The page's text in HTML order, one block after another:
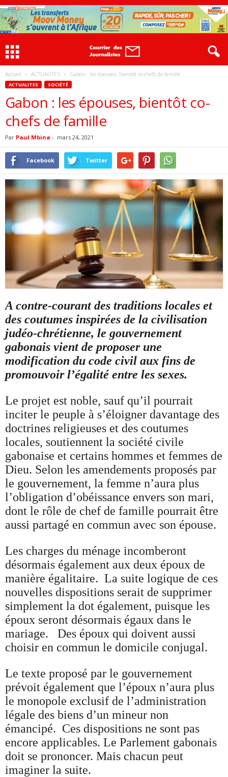
Accueil ACTUALITES Gabon : les épouses, bientôt co-chefs de famille
ACTUALITES SOCIÉTÉ
Gabon : les épouses, bientôt co-
chefs de famille
Par Paul Mbina - mars 24, 2021
Facebook Twitter
A contre-courant des traditions locales et
des coutumes inspirées de la civilisation
judéo-chrétienne, le gouvernement
gabonais vient de proposer une
modification du code civil aux fins de
promouvoir l’égalité entre les sexes.
Le projet est noble, sauf qu’il pourrait
inciter le peuple à s’éloigner davantage des
doctrines religieuses et des coutumes
locales, soutiennent la société civile
gabonaise et certains hommes et femmes de
Dieu. Selon les amendements proposés par
le gouvernement, la femme n’aura plus
l’obligation d’obéissance envers son mari,
dont le rôle de chef de famille pourrait être
aussi partagé en commun avec son épouse.
Les charges du ménage incomberont
désormais également aux deux époux de
manière égalitaire. La suite logique de ces
nouvelles dispositions serait de supprimer
simplement la dot également, puisque les
époux seront désormais égaux dans le
mariage. Des époux qui doivent aussi
choisir en commun le domicile conjugal.
Le texte proposé par le gouvernement
prévoit également que l’époux n’aura plus
le monopole exclusif de l’administration
légale des biens d’un mineur non
émancipé. Ces dispositions ne sont pas
encore applicables. Le Parlement gabonais
doit se prononcer. Mais chacun peut
imaginer la suite.